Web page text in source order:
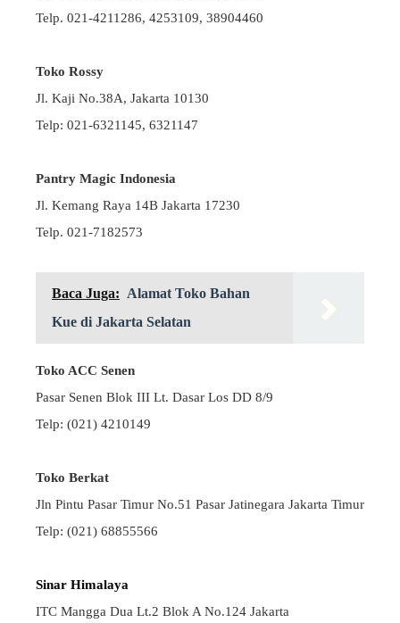
Telp. 021-4211286, 4253109, 38904460
Toko Rossy
Jl. Kaji No.38A, Jakarta 10130
Telp: 021-6321145, 6321147
Pantry Magic Indonesia
Jl. Kemang Raya 14B Jakarta 17230
Telp. 021-7182573
Baca Juga: Alamat Toko Bahan
Kue di Jakarta Selatan
Toko ACC Senen
Pasar Senen Blok III Lt. Dasar Los DD 8/9
Telp: (021) 4210149
Toko Berkat
Jln Pintu Pasar Timur No.51 Pasar Jatinegara Jakarta Timur
Telp: (021) 68855566
Sinar Himalaya
ITC Mangga Dua Lt.2 Blok A No.124 Jakarta